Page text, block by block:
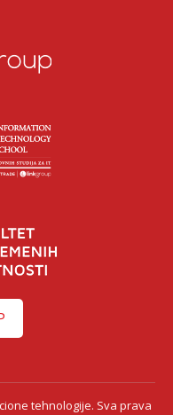
tehnologije. Sva prava